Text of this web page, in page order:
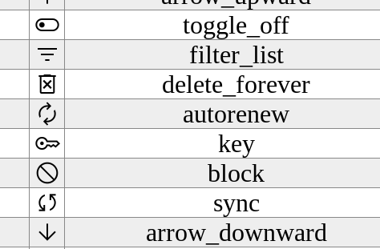
toggle_off toggle_off
filter_list filter_list
delete_forever delete_forever
autorenew autorenew
key key
block block
sync sync
arrow_downward arrow_downward